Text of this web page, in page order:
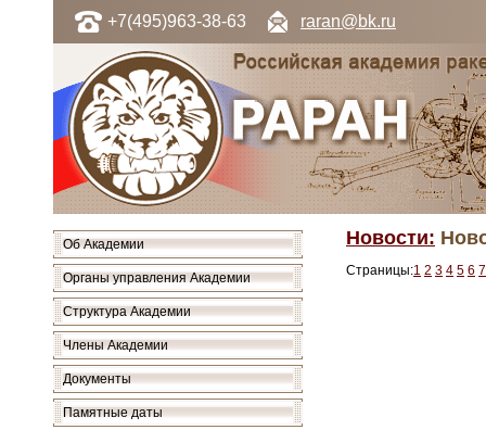
+7(495)963-38-63 raran@bk.ru
Об Академии
Органы управления Академии
Структура Академии
Члены Академии
Документы
Памятные даты
Новости:
Страницы:1 2 3 4 5 6 7